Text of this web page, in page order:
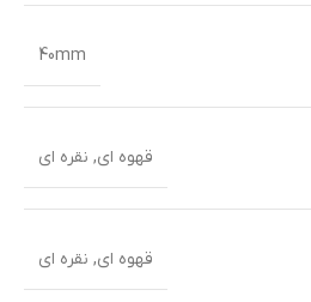
40mm
قهوه ای, نقره ای
قهوه ای, نقره ای